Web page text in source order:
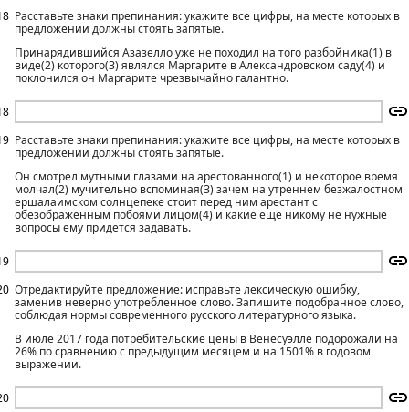
Расставьте знаки препинания: укажите все цифры, на месте которых в
предложении должны стоять запятые.
Принарядившийся Азазелло уже не походил на того разбойника(1) в
виде(2) которого(З) являлся Маргарите в Александровском саду(4) и
поклонился он Маргарите чрезвычайно галантно.
Расставьте знаки препинания: укажите все цифры, на месте которых в
предложении должны стоять запятые.
Он смотрел мутными глазами на арестованного(1) и некоторое время
молчал(2) мучительно вспоминая(З) зачем на утреннем безжалостном
ершалаимском солнцепеке стоит перед ним арестант с
обезображенным побоями лицом(4) и какие еще никому не нужные
вопросы ему придется задавать.
Отредактируйте предложение: исправьте лексическую ошибку,
заменив неверно употребленное слово. Запишите подобранное слово,
соблюдая нормы современного русского литературного языка.
В июле 2017 года потребительские цены в Венесуэлле подорожали на
26% по сравнению с предыдущим месяцем и на 1501% в годовом
выражении.